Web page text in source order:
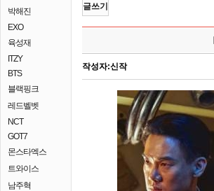
박해진
EXO
육성재
ITZY
BTS
블랙핑크
레드벨벳
NCT
GOT7
몬스타엑스
트와이스
남주혁
글쓰기
작성자:신작